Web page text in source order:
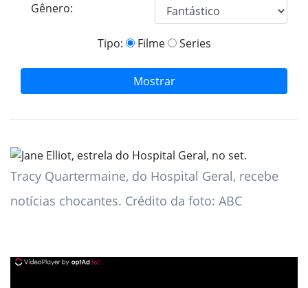
Gênero:
Tipo: Filme Series
Mostrar
Tracy Quartermaine, do Hospital Geral, recebe
notícias chocantes. Crédito da foto: ABC